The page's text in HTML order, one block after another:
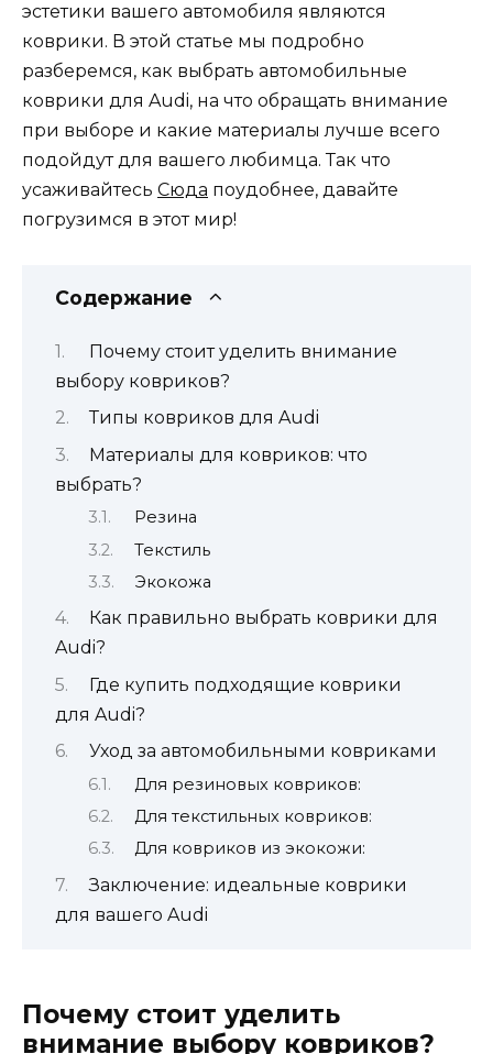
эстетики вашего автомобиля являются
коврики. В этой статье мы подробно
разберемся, как выбрать автомобильные
коврики для Audi, на что обращать внимание
при выборе и какие материалы лучше всего
подойдут для вашего любимца. Так что
усаживайтесь Сюда поудобнее, давайте
погрузимся в этот мир!
Содержание
Почему стоит уделить внимание
выбору ковриков?
Типы ковриков для Audi
Материалы для ковриков: что
выбрать?
Резина
Текстиль
Экокожа
Как правильно выбрать коврики для
Audi?
Где купить подходящие коврики
для Audi?
Уход за автомобильными ковриками
Для резиновых ковриков:
Для текстильных ковриков:
Для ковриков из экокожи:
Заключение: идеальные коврики
для вашего Audi
Почему стоит уделить
внимание выбору ковриков?